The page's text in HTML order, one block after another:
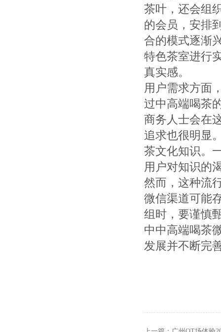
茶叶，还会组
的会员，安排
合的模式逐渐
特色茶室进行
真实感。
用户需求方面
过中高端喝茶
商务人士会在
追求也很明显
茶文化知识。
用户对知识的
然而，这种流
微信渠道可能
组时，要谨慎
中中高端喝茶
发展并不断完